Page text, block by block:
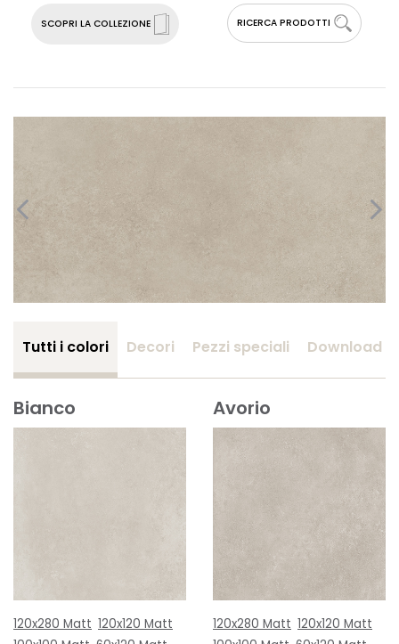
SCOPRI LA COLLEZIONE RICERCA PRODOTTI
Tutti i colori Decori Pezzi speciali Download
Bianco
120x280 Matt 120x120 Matt
Avorio
120x280 Matt 120x120 Matt